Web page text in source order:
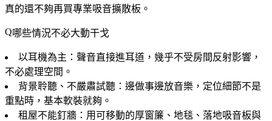
真的還不夠再買專業吸音擴散板。
哪些情況不必大動干戈
以耳機為主 ：聲音直接進耳道，幾乎不受房間反射影響，
不必處理空間。
背景聆聽、不嚴肅試聽 ：邊做事邊放音樂，定位細節不是
重點時，基本軟裝就夠。
租屋不能釘牆 ：用可移動的厚窗簾、地毯、落地吸音板與